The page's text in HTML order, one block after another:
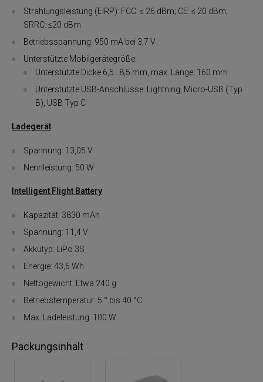
Strahlungsleistung (EIRP): FCC: ≤ 26 dBm; CE: ≤ 20 dBm;
SRRC: ≤20 dBm
Betriebsspannung: 950 mA bei 3,7 V
Unterstützte Mobilgerätegröße:
Unterstützte Dicke 6,5...8,5 mm, max. Länge: 160 mm
Unterstützte USB-Anschlüsse: Lightning, Micro-USB (Typ
B), USB Typ C
Ladegerät
Spannung: 13,05 V
Nennleistung: 50 W
Intelligent Flight Battery
Kapazität: 3830 mAh
Spannung: 11,4 V
Akkutyp: LiPo 3S
Energie: 43,6 Wh
Nettogewicht: Etwa 240 g
Betriebstemperatur: 5 ° bis 40 °C
Max. Ladeleistung: 100 W
Packungsinhalt